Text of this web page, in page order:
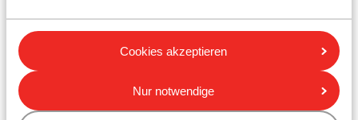
Cookies akzeptieren
Nur notwendige
Datenschutzerklärung von Sunweb
Teilnehmer einverstanden erklären, zukünftig
zu erhalten. Dies kann jederzeit wiederrufen
werden.